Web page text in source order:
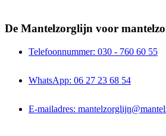
De Mantelzorglijn voor
Telefoonnummer: 030 - 760 60 55
WhatsApp: 06 27 23 68 54
E-mailadres: